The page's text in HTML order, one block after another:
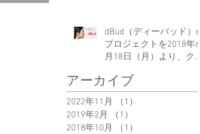
dBud（ディーバッド）の
プロジェクトを2018年6
月18日（月）より、クラ
ットフォームである
「Makuake(マクアケ)」
にて開始致しました。
アーカイブ
2022年11月 （1）
2019年2月
（1）
2018年10月
（1）